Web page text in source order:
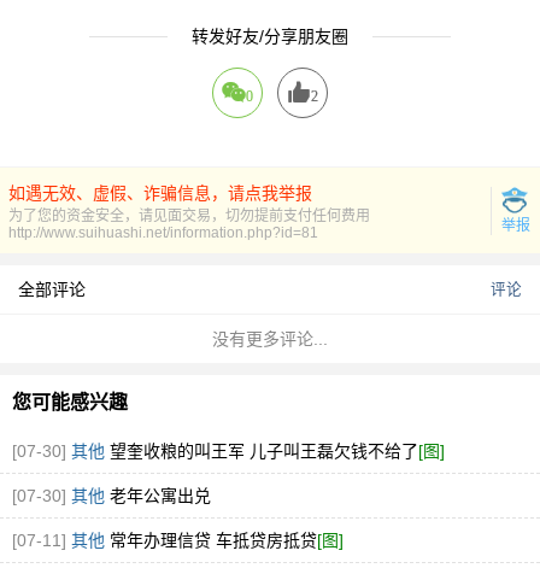
转发好友/分享朋友圈
0 2
如遇无效、虚假、诈骗信息，请点我举报
为了您的资金安全，请见面交易，切勿提前支付任何费用
举报
http://www.suihuashi.net/information.php?id=81
全部评论 评论
没有更多评论...
您可能感兴趣
[07-30] 其他 望奎收粮的叫王军 儿子叫王磊欠钱不给了[图]
[07-30] 其他 老年公寓出兑
[07-11] 其他 常年办理信贷 车抵贷房抵贷[图]